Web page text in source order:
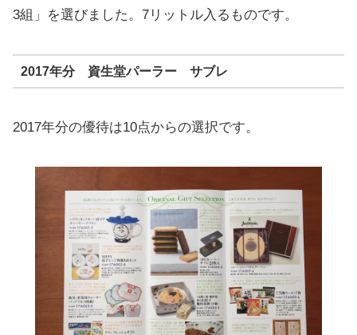
3組」を選びました。7リットル入るものです。
2017年分 資生堂パーラー サブレ
2017年分の優待は10点からの選択です。